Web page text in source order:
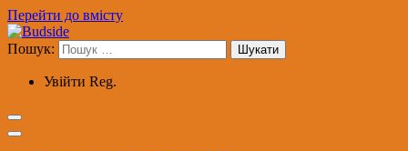
Перейти до вмісту
Пошук:
Увійти Reg.